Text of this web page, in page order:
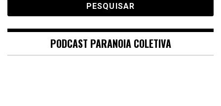
PODCAST PARANOIA COLETIVA